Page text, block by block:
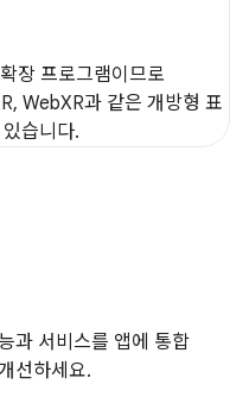
장 프로그램이므로
WebXR과 같은 개방형 표
습니다.
과 서비스를 앱에 통합
선하세요.